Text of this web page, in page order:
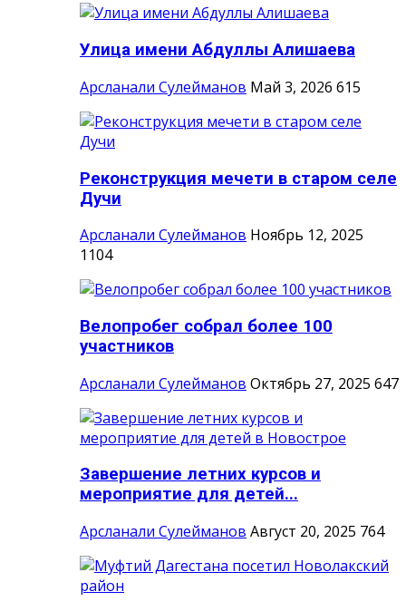
Улица имени Абдуллы Алишаева
Арсланали Сулейманов Май 3, 2026 615
Реконструкция мечети в старом селе
Дучи
Арсланали Сулейманов Ноябрь 12, 2025
1104
Велопробег собрал более 100
участников
Арсланали Сулейманов Октябрь 27, 2025 647
Завершение летних курсов и
мероприятие для детей...
Арсланали Сулейманов Август 20, 2025 764